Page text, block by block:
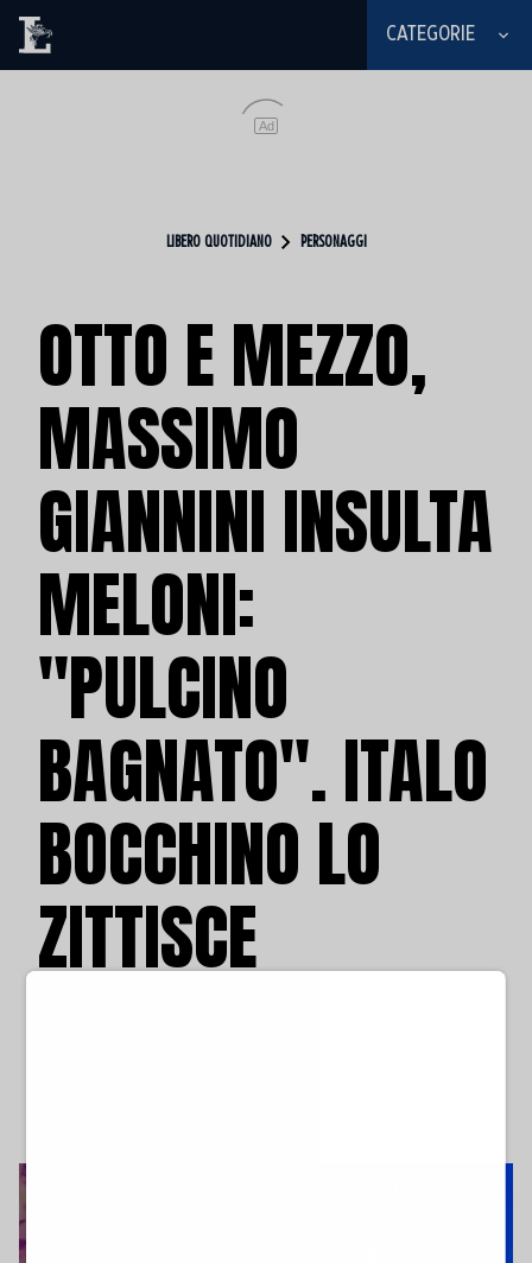
CATEGORIE
Ad
LIBERO QUOTIDIANO PERSONAGGI
OTTO E MEZZO,
MASSIMO
GIANNINI INSULTA
MELONI:
"PULCINO
BAGNATO". ITALO
BOCCHINO LO
ZITTISCE